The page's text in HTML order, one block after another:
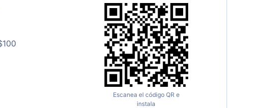
100
Escanea el código QR e
instala